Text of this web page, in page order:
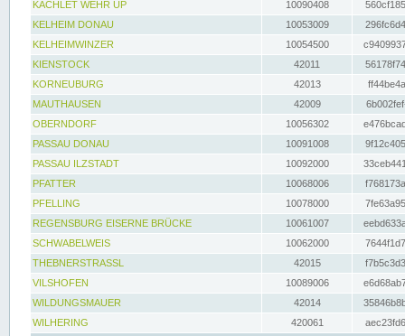
KACHLET WEHR UP
10090408
KELHEIM DONAU
10053009
KELHEIMWINZER
10054500
KIENSTOCK
42011
KORNEUBURG
42013
MAUTHAUSEN
42009
OBERNDORF
10056302
PASSAU DONAU
10091008
PASSAU ILZSTADT
10092000
PFATTER
10068006
PFELLING
10078000
REGENSBURG EISERNE BRÜCKE
10061007
SCHWABELWEIS
10062000
THEBNERSTRASSL
42015
VILSHOFEN
10089006
WILDUNGSMAUER
42014
WILHERING
420061